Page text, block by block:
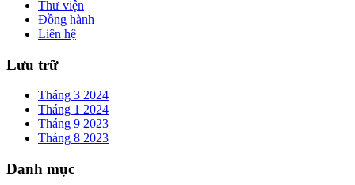
Thư viện
Đồng hành
Liên hệ
Lưu trữ
Tháng 3 2024
Tháng 1 2024
Tháng 9 2023
Tháng 8 2023
Danh mục